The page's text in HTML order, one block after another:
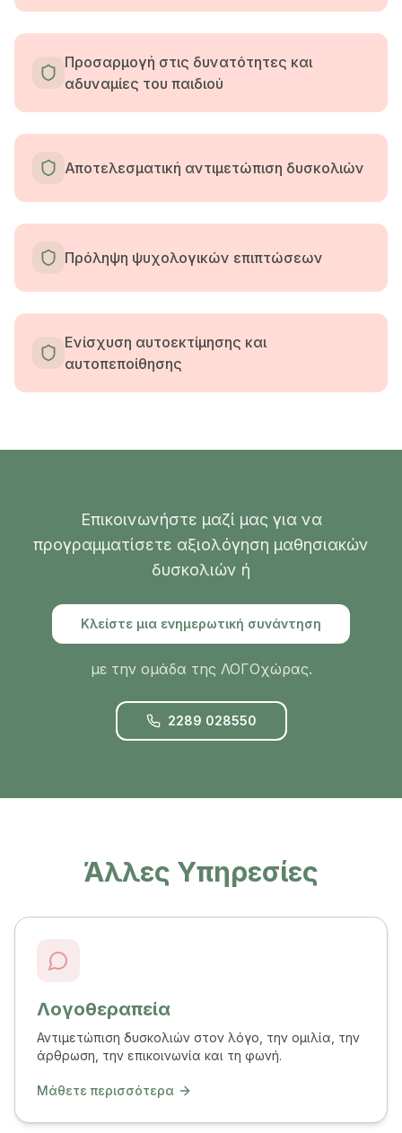
Προσαρμογή στις δυνατότητες και
αδυναμίες του παιδιού
Αποτελεσματική αντιμετώπιση δυσκολιών
Πρόληψη ψυχολογικών επιπτώσεων
Ενίσχυση αυτοεκτίμησης και
αυτοπεποίθησης
Επικοινωνήστε μαζί μας για να
προγραμματίσετε αξιολόγηση μαθησιακών
δυσκολιών ή
Κλείστε μια ενημερωτική συνάντηση
με την ομάδα της ΛΟΓΟχώρας.
2289 028550
Άλλες Υπηρεσίες
Λογοθεραπεία
Αντιμετώπιση δυσκολιών στον λόγο, την ομιλία, την
άρθρωση, την επικοινωνία και τη φωνή.
Μάθετε περισσότερα